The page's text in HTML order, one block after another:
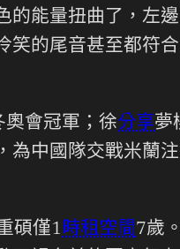
的能量扭曲了，左
笑的尾音甚至都符
會冠軍；徐分享夢
為中國隊交戰米蘭
碩僅1時租空間7歲